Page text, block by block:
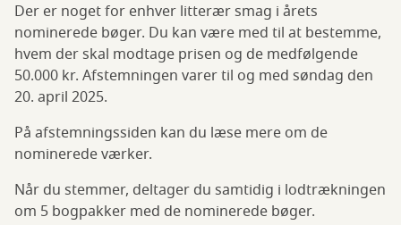
Der er noget for enhver litterær smag i årets
nominerede bøger. Du kan være med til at bestemme,
hvem der skal modtage prisen og de medfølgende
50.000 kr. Afstemningen varer til og med søndag den
20. april 2025.
På afstemningssiden kan du læse mere om de
nominerede værker.
Når du stemmer, deltager du samtidig i lodtrækningen
om 5 bogpakker med de nominerede bøger.